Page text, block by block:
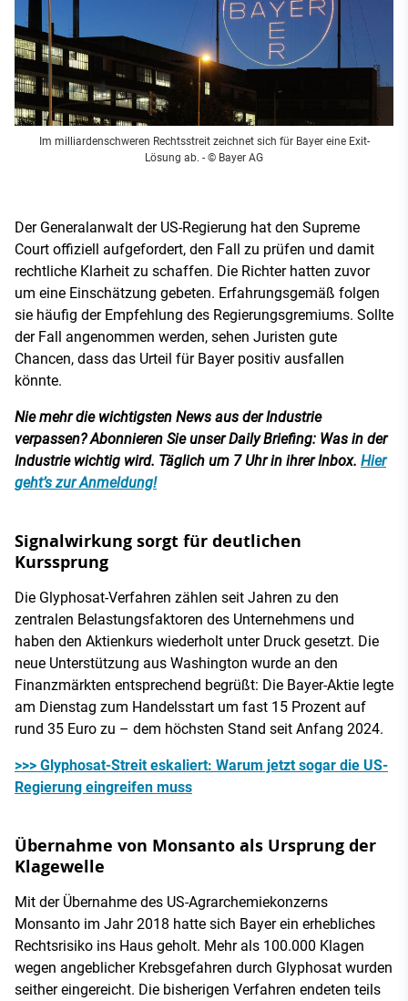
Im milliardenschweren Rechtsstreit zeichnet sich für Bayer eine Exit-
Lösung ab. - © Bayer AG
Der Generalanwalt der US-Regierung hat den Supreme
Court offiziell aufgefordert, den Fall zu prüfen und damit
rechtliche Klarheit zu schaffen. Die Richter hatten zuvor
um eine Einschätzung gebeten. Erfahrungsgemäß folgen
sie häufig der Empfehlung des Regierungsgremiums. Sollte
der Fall angenommen werden, sehen Juristen gute
Chancen, dass das Urteil für Bayer positiv ausfallen
könnte.
Nie mehr die wichtigsten News aus der Industrie
verpassen? Abonnieren Sie unser Daily Briefing: Was in der
Industrie wichtig wird. Täglich um 7 Uhr in ihrer Inbox. Hier
geht’s zur Anmeldung!
Signalwirkung sorgt für deutlichen
Kurssprung
Die Glyphosat-Verfahren zählen seit Jahren zu den
zentralen Belastungsfaktoren des Unternehmens und
haben den Aktienkurs wiederholt unter Druck gesetzt. Die
neue Unterstützung aus Washington wurde an den
Finanzmärkten entsprechend begrüßt: Die Bayer-Aktie legte
am Dienstag zum Handelsstart um fast 15 Prozent auf
rund 35 Euro zu – dem höchsten Stand seit Anfang 2024.
>>> Glyphosat-Streit eskaliert: Warum jetzt sogar die US-
Regierung eingreifen muss
Übernahme von Monsanto als Ursprung der
Klagewelle
Mit der Übernahme des US-Agrarchemiekonzerns
Monsanto im Jahr 2018 hatte sich Bayer ein erhebliches
Rechtsrisiko ins Haus geholt. Mehr als 100.000 Klagen
wegen angeblicher Krebsgefahren durch Glyphosat wurden
seither eingereicht. Die bisherigen Verfahren endeten teils